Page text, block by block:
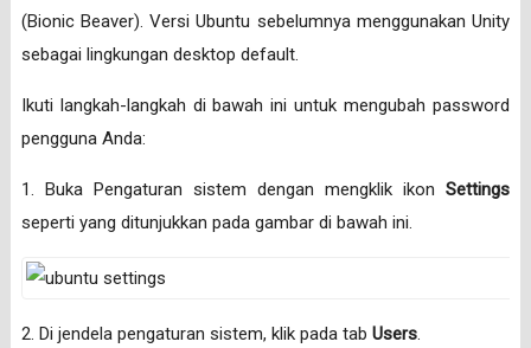
(Bionic Beaver). Versi Ubuntu sebelumnya menggunakan Unity
sebagai lingkungan desktop default.
Ikuti langkah-langkah di bawah ini untuk mengubah password
pengguna Anda:
1. Buka Pengaturan sistem dengan mengklik ikonSettings
seperti yang ditunjukkan pada gambar di bawah ini.
2. Di jendela pengaturan sistem, klik pada tab Users.